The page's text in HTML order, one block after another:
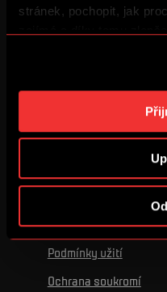
stránek, pochopit, jak
reklamu na základě
cookies a účely
„Podrobném nastavení“.
kdykoliv změnit. Jak
16:31
BUĎ V TÝMU: FOCUS #3
Podmínky užití
Ochrana soukromí